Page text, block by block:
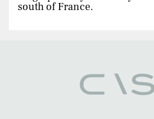
south of France.